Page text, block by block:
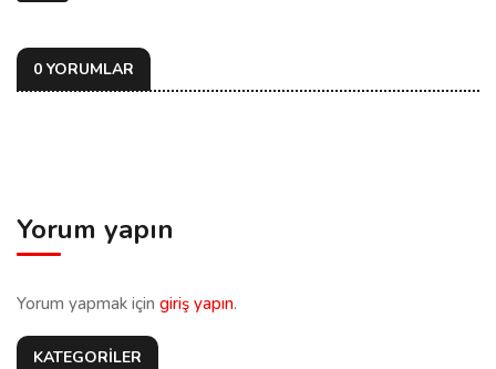
0 YORUMLAR
Yorum yapın
Yorum yapmak için giriş yapın.
KATEGORİLER